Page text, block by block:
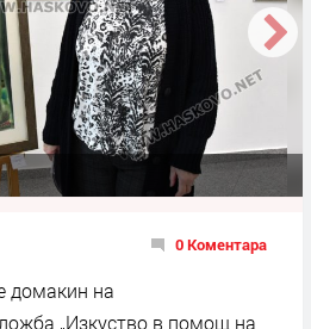
0 Коментара
домакин на
„Изкуство в помощ на